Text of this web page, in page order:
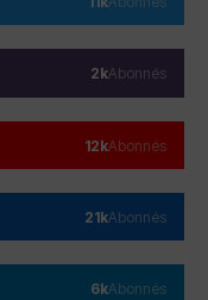
2kAbonnés
12kAbonnés
21kAbonnés
6kAbonnés